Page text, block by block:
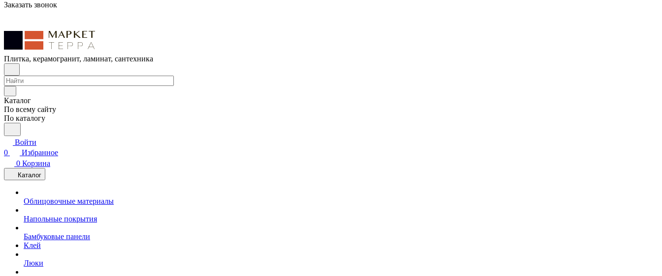
Заказать звонок
Плитка, керамогранит, ламинат, сантехника
Каталог
По всему сайту
По каталогу
Войти
0
Избранное
0 Корзина
Каталог
Облицовочные материалы
Напольные покрытия
Бамбуковые панели
Клей
Люки